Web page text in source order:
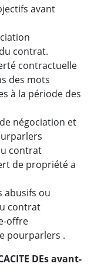
avant
contrat.
contractuelle
des mots
à la période des
négociation et
contrat
de propriété a
abusifs ou
contrat
offre
pourparlers .
DEs avant-